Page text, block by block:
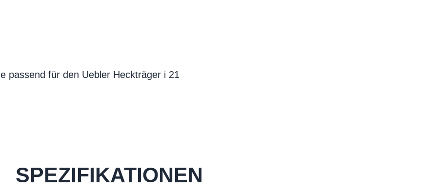
passend für den Uebler Heckträger i 21
SPEZIFIKATIONEN